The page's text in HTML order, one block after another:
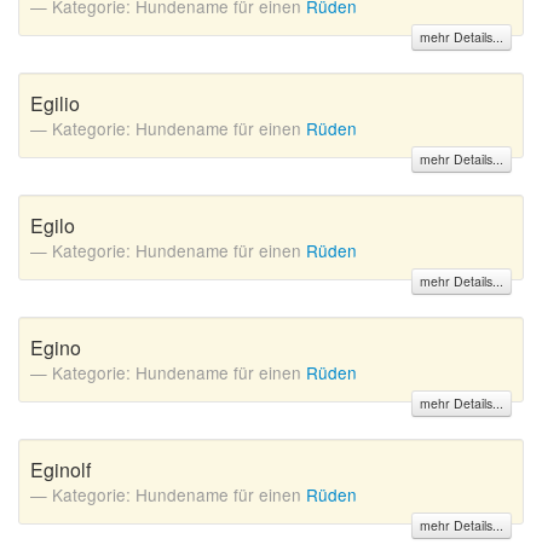
Kategorie: Hundename für einen Rüden
mehr Details...
Egilio
Kategorie: Hundename für einen Rüden
mehr Details...
Egilo
Kategorie: Hundename für einen Rüden
mehr Details...
Egino
Kategorie: Hundename für einen Rüden
mehr Details...
Eginolf
Kategorie: Hundename für einen Rüden
mehr Details...